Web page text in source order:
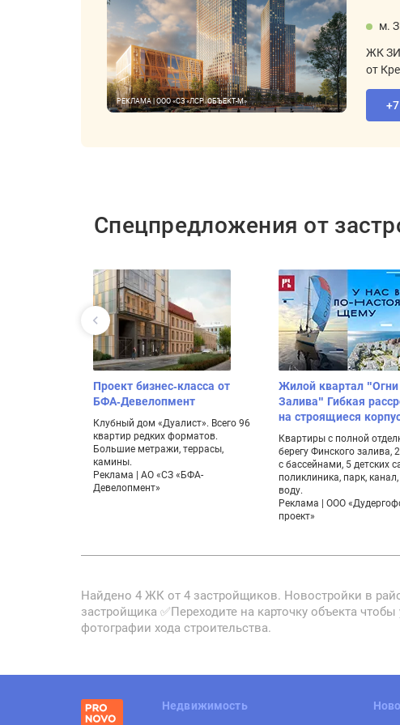
РЕКЛАМА | ООО «СЗ «ЛСР. ОБЪЕКТ-М»
м.
ЖК
от
Спецпредложения от
Проект бизнес-класса от
БФА-Девелопмент
Клубный дом «Дуалист». Всего 96
квартир редких форматов.
Большие метражи, террасы,
камины.
Реклама | АО «СЗ «БФА-
Девелопмент»
Жилой квартал "Огни
Залива" Гибкая
на строящиеся
Квартиры с полной
берегу Финского залива,
с бассейнами, 5 детских
поликлиника, парк,
воду.
Реклама | ООО
проект»
Найдено 4 ЖК от 4 застройщиков. Новостройки в
застройщика ✅Переходите на карточку объекта
фотографии хода строительства.
Недвижимость